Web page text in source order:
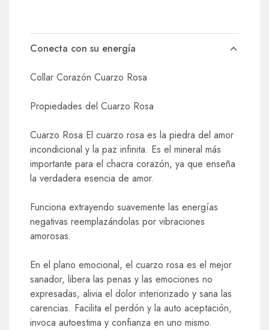
Conecta con su energía
Collar Corazón Cuarzo Rosa
Propiedades del Cuarzo Rosa
Cuarzo Rosa El cuarzo rosa es la piedra del amor
incondicional y la paz infinita. Es el mineral más
importante para el chacra corazón, ya que enseña
la verdadera esencia de amor.
Funciona extrayendo suavemente las energías
negativas reemplazándolas por vibraciones
amorosas.
En el plano emocional, el cuarzo rosa es el mejor
sanador, libera las penas y las emociones no
expresadas, alivia el dolor interiorizado y sana las
carencias. Facilita el perdón y la auto aceptación,
invoca autoestima y confianza en uno mismo.